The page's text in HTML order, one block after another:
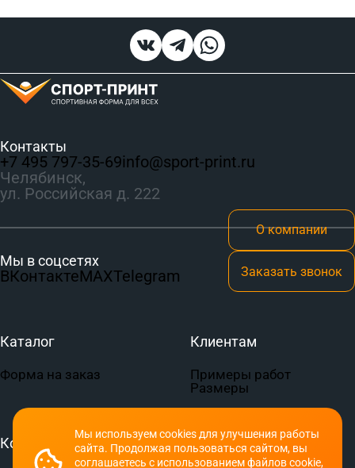
Мы используем cookies для улучшения работы
сайта. Продолжая пользоваться сайтом, вы
соглашаетесь с использованием файлов cookie,
Контакты
+7 495 797‑35-69info@sport-print.ru
Челябинск,
ул. Российская д. 222
Мы в соцсетях
ВКонтактеMAXTelegram
О компании
Заказать звонок
Каталог
Форма на заказ
Клиентам
Примеры работ
Размеры
Компания Документы